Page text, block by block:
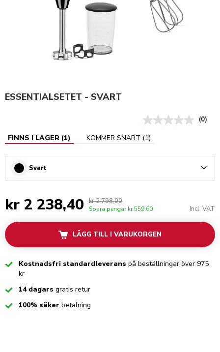
ESSENTIALSETET - SVART
(0)
FINNS I LAGER (1) KOMMER SNART (1)
Svart
kr 2 238,40 kr 2 798,00
Spara pengar kr 559,60 Incl. VAT
LÄGG TILL I VARUKORGEN
CheckedKostnadsfri standardleverans på beställningar över 975
kr
Checked14 dagars gratis retur
Checked100% säker betalning